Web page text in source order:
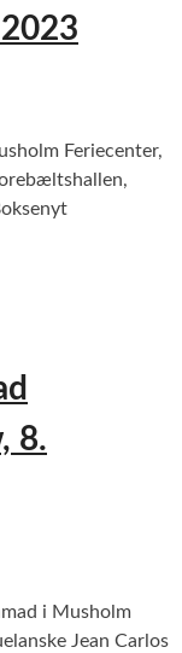
Feriecenter,
8.
i Musholm
Jean Carlos